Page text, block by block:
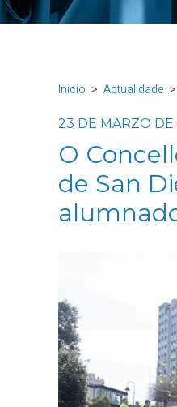
Inicio Actualidade
23 DE MARZO
O
de San